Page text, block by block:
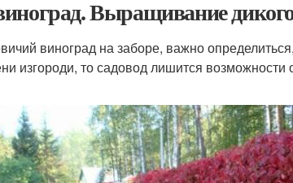
Выращивание
виноград на заборе, важно
изгороди, то садовод лишится